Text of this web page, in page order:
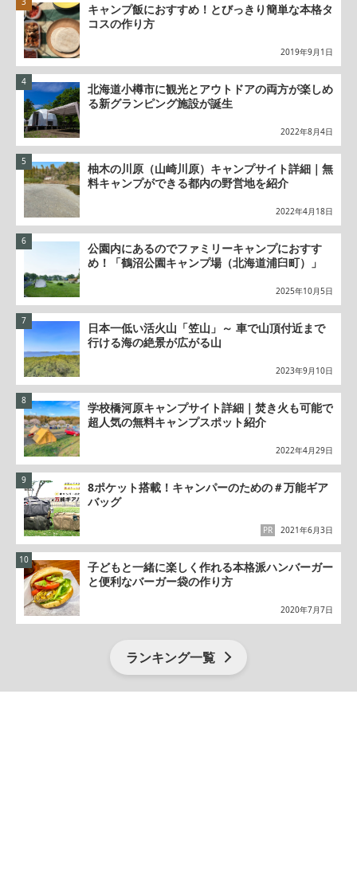
キャンプ飯におすすめ！とびっきり簡単な本格タ
コスの作り方
2019年9月1日
北海道小樽市に観光とアウトドアの両方が楽しめ
る新グランピング施設が誕生
2022年8月4日
柚木の川原（山崎川原）キャンプサイト詳細｜無
料キャンプができる都内の野営地を紹介
2022年4月18日
公園内にあるのでファミリーキャンプにおすす
め！「鶴沼公園キャンプ場（北海道浦臼町）」
2025年10月5日
日本一低い活火山「笠山」～ 車で山頂付近まで
行ける海の絶景が広がる山
2023年9月10日
学校橋河原キャンプサイト詳細｜焚き火も可能で
超人気の無料キャンプスポット紹介
2022年4月29日
8ポケット搭載！キャンパーのための＃万能ギア
バッグ
2021年6月3日
PR
子どもと一緒に楽しく作れる本格派ハンバーガー
と便利なバーガー袋の作り方
2020年7月7日
ランキング一覧